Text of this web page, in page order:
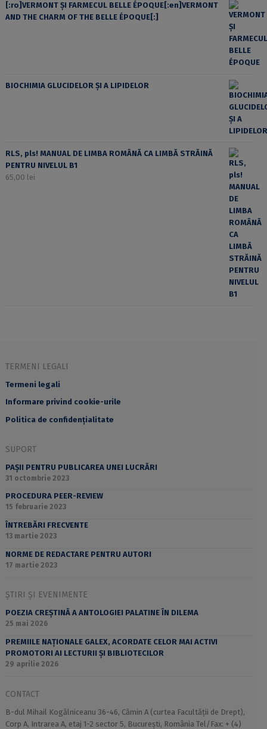
[:ro]VERMONT ȘI FARMECUL BELLE ÉPOQUE[:en]VERMONT
AND THE CHARM OF THE BELLE ÉPOQUE[:]
BIOCHIMIA GLUCIDELOR ȘI A LIPIDELOR
RLS, pls! MANUAL DE LIMBA ROMÂNĂ CA LIMBĂ STRĂINĂ
PENTRU NIVELUL B1
65,00 lei
TERMENI LEGALI
Termeni legali
Informare privind cookie-urile
Politica de confidențialitate
SUPORT
PAȘII PENTRU PUBLICAREA UNEI LUCRĂRI
31 octombrie 2023
PROCEDURA PEER-REVIEW
15 februarie 2023
ÎNTREBĂRI FRECVENTE
13 martie 2023
NORME DE REDACTARE PENTRU AUTORI
17 martie 2023
ȘTIRI ȘI EVENIMENTE
POEZIA CREȘTINĂ A ANTOLOGIEI PALATINE ÎN DILEMA
25 mai 2026
PREMIILE NAȚIONALE GALEX, ACORDATE CELOR MAI ACTIVI
PROMOTORI AI LECTURII ȘI BIBLIOTECILOR
29 aprilie 2026
CONTACT
B-dul Mihail Kogălniceanu 36-46, Cămin A (curtea Facultății de Drept),
Corp A, Intrarea A, etaj 1-2 sector 5, București, România Tel/Fax: + (4)